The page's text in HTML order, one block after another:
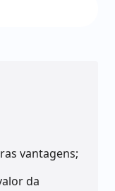
seja, é ideal
em compras
milhas
acumulá-
vantagens;
da